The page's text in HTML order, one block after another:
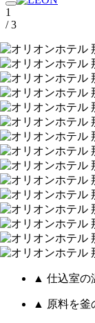
1
/ 3
▲ 仕込室の
▲ 原料を釜